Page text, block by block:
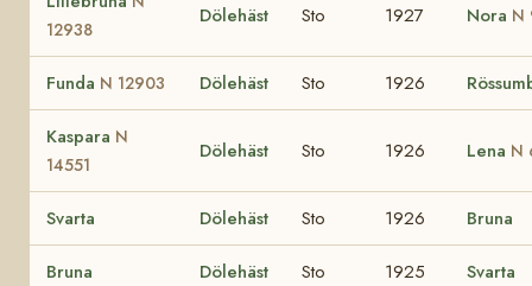
12938
Dölehäst Sto 1927 Nora N
Funda N 12903 Dölehäst Sto 1926
Kaspara N
14551
Dölehäst Sto 1926 Lena N
Svarta Dölehäst Sto 1926 Bruna
Bruna Dölehäst Sto 1925 Svarta